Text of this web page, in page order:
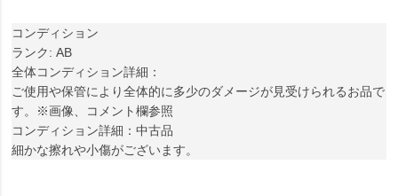
コンディション
ランク: AB
全体コンディション詳細：
ご使用や保管により全体的に多少のダメージが見受けられるお品で
す。※画像、コメント欄参照
コンディション詳細：中古品
細かな擦れや小傷がございます。